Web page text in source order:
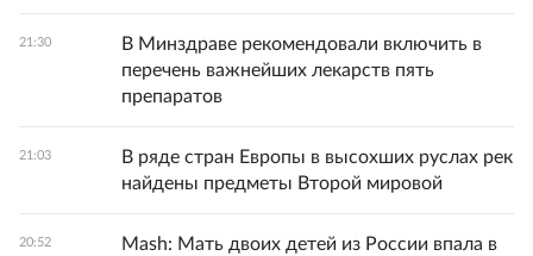
21:30
В Минздраве рекомендовали включить в
перечень важнейших лекарств пять
препаратов
21:03
В ряде стран Европы в высохших руслах рек
найдены предметы Второй мировой
20:52
Mash: Мать двоих детей из России впала в